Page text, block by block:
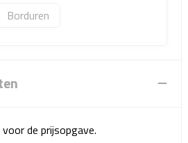
Borduren
de prijsopgave.